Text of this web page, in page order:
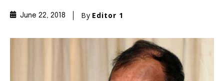
June 22, 2018 By Editor 1